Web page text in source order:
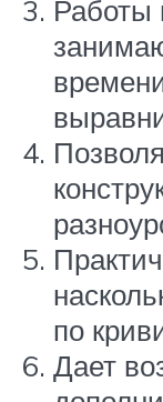
Работы
по
Дает